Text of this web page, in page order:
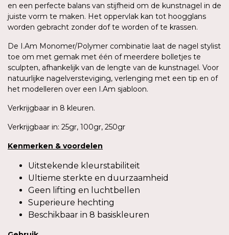
en een perfecte balans van stijfheid om de kunstnagel in de
juiste vorm te maken. Het oppervlak kan tot hoogglans
worden gebracht zonder dof te worden of te krassen.
De I.Am Monomer/Polymer combinatie laat de nagel stylist
toe om met gemak met één of meerdere bolletjes te
sculpten, afhankelijk van de lengte van de kunstnagel. Voor
natuurlijke nagelversteviging, verlenging met een tip en of
het modelleren over een I.Am sjabloon.
Verkrijgbaar in 8 kleuren.
Verkrijgbaar in: 25gr, 100gr, 250gr
Kenmerken & voordelen
Uitstekende kleurstabiliteit
Ultieme sterkte en duurzaamheid
Geen lifting en luchtbellen
Superieure hechting
Beschikbaar in 8 basiskleuren